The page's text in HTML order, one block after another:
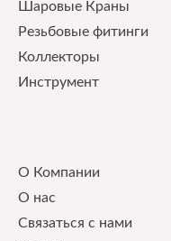
Шаровые Краны
Pезьбовые фитинги
Коллекторы
Инструмент
О Компании
О нас
Связаться с нами